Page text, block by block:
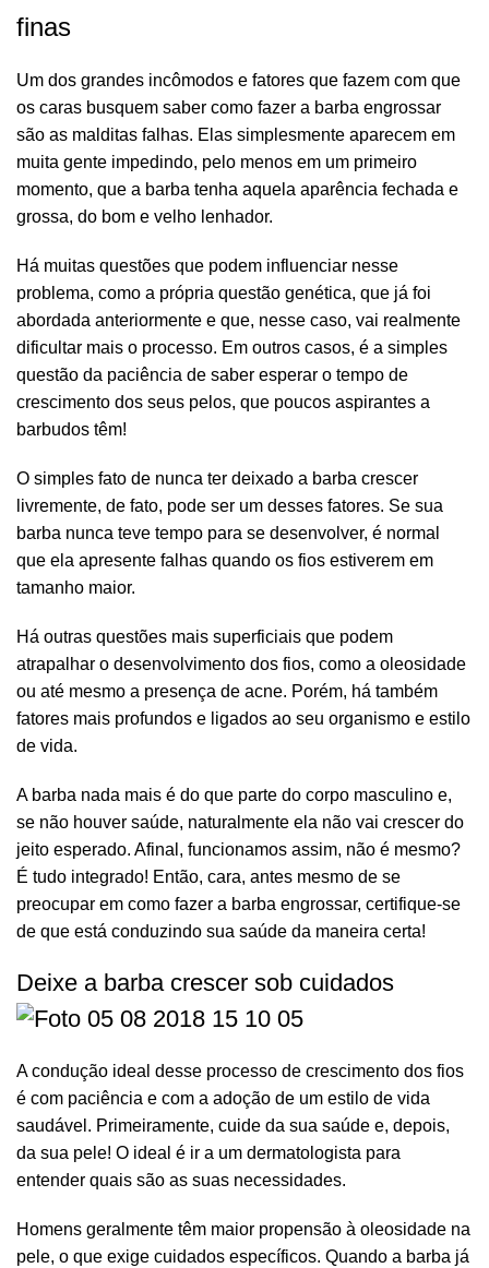
finas
Um dos grandes incômodos e fatores que fazem com que
os caras busquem saber como fazer a barba engrossar
são as malditas falhas. Elas simplesmente aparecem em
muita gente impedindo, pelo menos em um primeiro
momento, que a barba tenha aquela aparência fechada e
grossa, do bom e velho lenhador.
Há muitas questões que podem influenciar nesse
problema, como a própria questão genética, que já foi
abordada anteriormente e que, nesse caso, vai realmente
dificultar mais o processo. Em outros casos, é a simples
questão da paciência de saber esperar o tempo de
crescimento dos seus pelos, que poucos aspirantes a
barbudos têm!
O simples fato de nunca ter deixado a barba crescer
livremente, de fato, pode ser um desses fatores. Se sua
barba nunca teve tempo para se desenvolver, é normal
que ela apresente falhas quando os fios estiverem em
tamanho maior.
Há outras questões mais superficiais que podem
atrapalhar o desenvolvimento dos fios, como a oleosidade
ou até mesmo a presença de acne. Porém, há também
fatores mais profundos e ligados ao seu organismo e estilo
de vida.
A barba nada mais é do que parte do corpo masculino e,
se não houver saúde, naturalmente ela não vai crescer do
jeito esperado. Afinal, funcionamos assim, não é mesmo?
É tudo integrado! Então, cara, antes mesmo de se
preocupar em como fazer a barba engrossar, certifique-se
de que está conduzindo sua saúde da maneira certa!
Deixe a barba crescer sob cuidados
A condução ideal desse processo de crescimento dos fios
é com paciência e com a adoção de um estilo de vida
saudável. Primeiramente, cuide da sua saúde e, depois,
da sua pele! O ideal é ir a um dermatologista para
entender quais são as suas necessidades.
Homens geralmente têm maior propensão à oleosidade na
pele, o que exige cuidados específicos. Quando a barba já